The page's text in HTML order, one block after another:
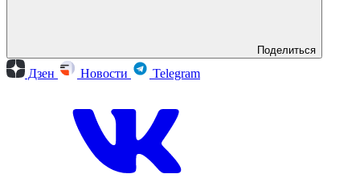
Поделиться
Дзен Новости Telegram